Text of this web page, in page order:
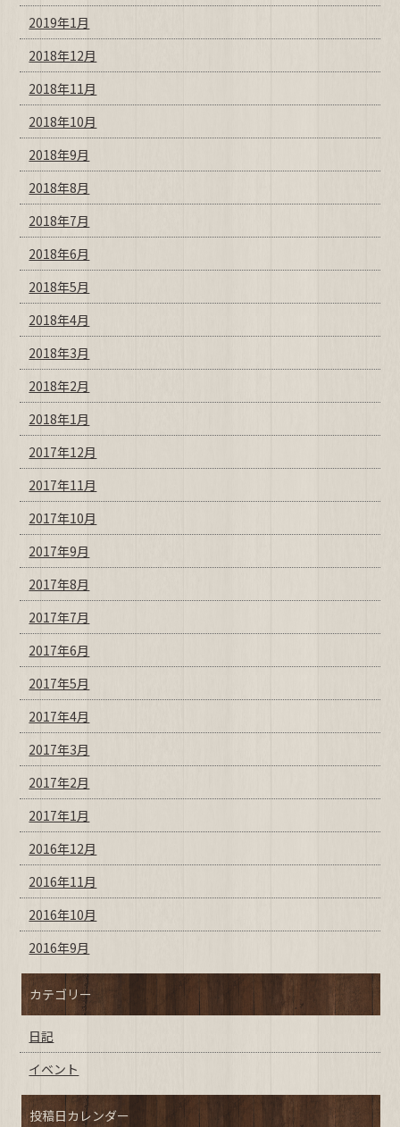
2019年1月
2018年12月
2018年11月
2018年10月
2018年9月
2018年8月
2018年7月
2018年6月
2018年5月
2018年4月
2018年3月
2018年2月
2018年1月
2017年12月
2017年11月
2017年10月
2017年9月
2017年8月
2017年7月
2017年6月
2017年5月
2017年4月
2017年3月
2017年2月
2017年1月
2016年12月
2016年11月
2016年10月
2016年9月
カテゴリー
日記
イベント
投稿日カレンダー